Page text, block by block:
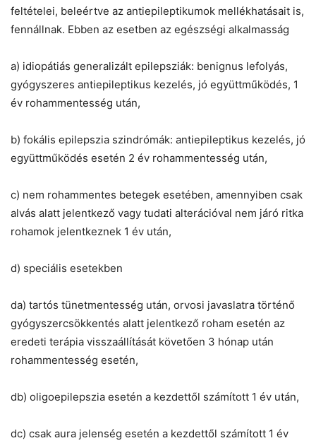
feltételei, beleértve az antiepileptikumok mellékhatásait is,
fennállnak. Ebben az esetben az egészségi alkalmasság
a) idiopátiás generalizált epilepsziák: benignus lefolyás,
gyógyszeres antiepileptikus kezelés, jó együttműködés, 1
év rohammentesség után,
b) fokális epilepszia szindrómák: antiepileptikus kezelés, jó
együttműködés esetén 2 év rohammentesség után,
c) nem rohammentes betegek esetében, amennyiben csak
alvás alatt jelentkező vagy tudati alterációval nem járó ritka
rohamok jelentkeznek 1 év után,
d) speciális esetekben
da) tartós tünetmentesség után, orvosi javaslatra történő
gyógyszercsökkentés alatt jelentkező roham esetén az
eredeti terápia visszaállítását követően 3 hónap után
rohammentesség esetén,
db) oligoepilepszia esetén a kezdettől számított 1 év után,
dc) csak aura jelenség esetén a kezdettől számított 1 év